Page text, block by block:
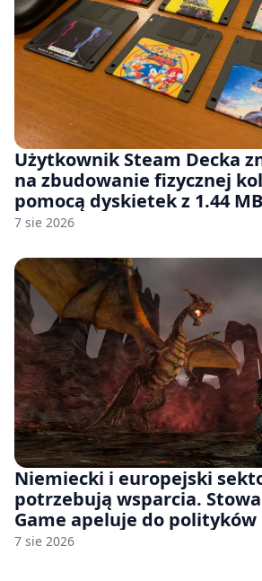
Użytkownik Steam Decka
na zbudowanie fizycznej
pomocą dyskietek z 1.44
7 sie 2026
Niemiecki i europejski
potrzebują wsparcia.
Game apeluje do polityków
7 sie 2026